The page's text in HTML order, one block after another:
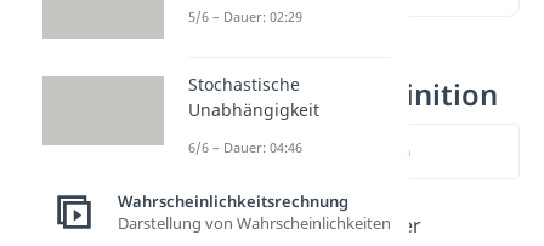
Permutation Definition
zum Video springen
Als Permutation wird in der
5/6 – Dauer: 02:29
Stochastische
Unabhängigkeit
6/6 – Dauer: 04:46
Wahrscheinlichkeitsrechnung
Darstellung von Wahrscheinlichkeiten